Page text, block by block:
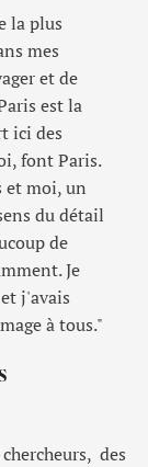
la plus
mes
et de
est la
ici des
font Paris.
et moi, un
du détail
de
Je
j'avais
à tous."
, des